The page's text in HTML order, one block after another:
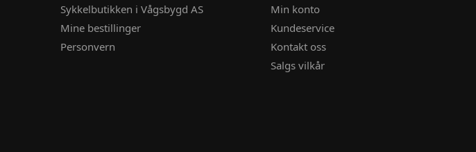
Sykkelbutikken i Vågsbygd AS
Mine bestillinger
Personvern
Min konto
Kundeservice
Kontakt oss
Salgs vilkår